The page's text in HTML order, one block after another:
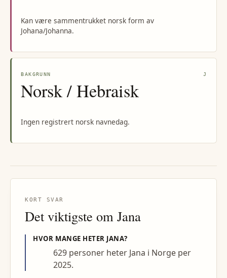
Kan være sammentrukket norsk form av
Johana/Johanna.
BAKGRUNN J
Norsk / Hebraisk
Ingen registrert norsk navnedag.
KORT SVAR
Det viktigste om Jana
HVOR MANGE HETER JANA?
629 personer heter Jana i Norge per
2025.